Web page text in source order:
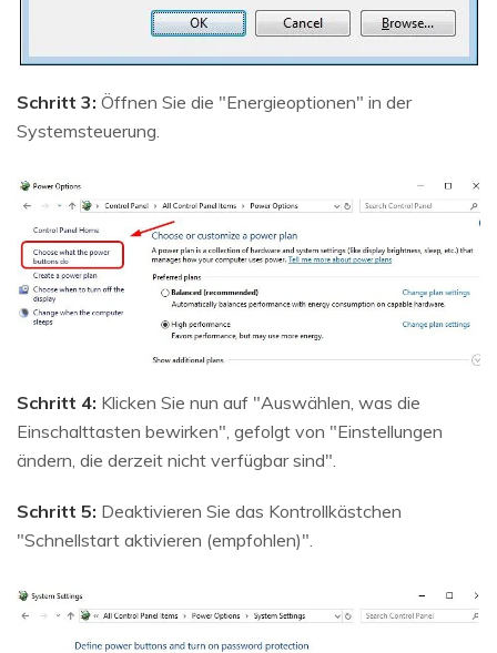
Schritt 3: Öffnen Sie die "Energieoptionen" in der
Systemsteuerung.
Schritt 4: Klicken Sie nun auf "Auswählen, was die
Einschalttasten bewirken", gefolgt von "Einstellungen
ändern, die derzeit nicht verfügbar sind".
Schritt 5: Deaktivieren Sie das Kontrollkästchen
"Schnellstart aktivieren (empfohlen)".